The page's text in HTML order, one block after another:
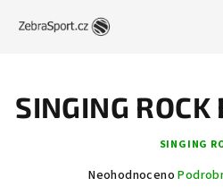
SINGING ROCK
SINGING
Průměrné
Neohodnoceno